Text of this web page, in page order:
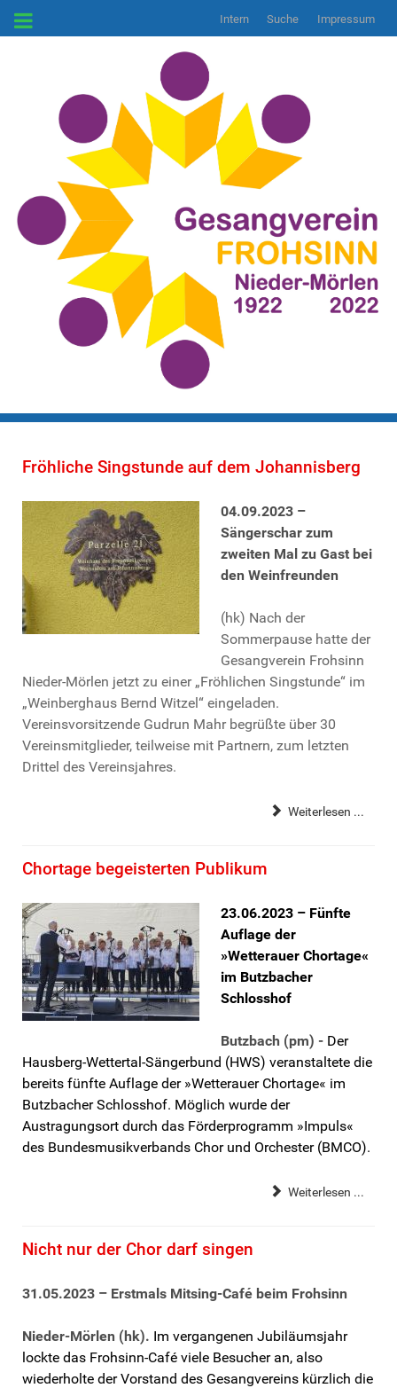
Intern Suche Impressum
Fröhliche Singstunde auf dem Johannisberg
04.09.2023 –
Sängerschar zum
zweiten Mal zu Gast bei
den Weinfreunden
(hk) Nach der
Sommerpause hatte der
Gesangverein Frohsinn
Nieder-Mörlen jetzt zu einer „Fröhlichen Singstunde“ im
„Weinberghaus Bernd Witzel“ eingeladen.
Vereinsvorsitzende Gudrun Mahr begrüßte über 30
Vereinsmitglieder, teilweise mit Partnern, zum letzten
Drittel des Vereinsjahres.
Weiterlesen ...
Chortage begeisterten Publikum
23.06.2023 – Fünfte
Auflage der
»Wetterauer Chortage«
im Butzbacher
Schlosshof
Butzbach (pm) - Der
Hausberg-Wettertal-Sängerbund (HWS) veranstaltete die
bereits fünfte Auflage der »Wetterauer Chortage« im
Butzbacher Schlosshof. Möglich wurde der
Austragungsort durch das Förderprogramm »Impuls«
des Bundesmusikverbands Chor und Orchester (BMCO).
Weiterlesen ...
Nicht nur der Chor darf singen
31.05.2023 – Erstmals Mitsing-Café beim Frohsinn
Nieder-Mörlen (hk). Im vergangenen Jubiläumsjahr
lockte das Frohsinn-Café viele Besucher an, also
wiederholte der Vorstand des Gesangvereins kürzlich die